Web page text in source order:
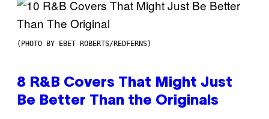
(PHOTO BY EBET ROBERTS/REDFERNS)
8 R&B Covers That Might Just
Be Better Than the Originals